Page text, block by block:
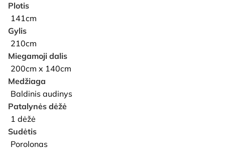
Plotis
141cm
Gylis
210cm
Miegamoji dalis
200cm x 140cm
Medžiaga
Baldinis audinys
Patalynės dėžė
1 dėžė
Sudėtis
Porolonas